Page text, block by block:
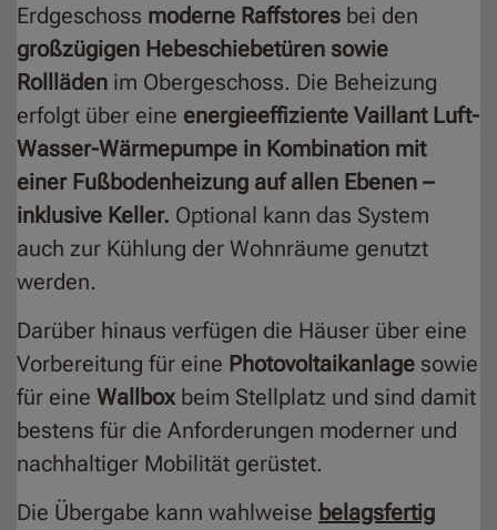
Erdgeschoss moderne Raffstores bei den
großzügigen Hebeschiebetüren sowie
Rollläden im Obergeschoss. Die Beheizung
erfolgt über eine energieeffiziente Vaillant Luft-
Wasser-Wärmepumpe in Kombination mit
einer Fußbodenheizung auf allen Ebenen –
inklusive Keller. Optional kann das System
auch zur Kühlung der Wohnräume genutzt
werden.
Darüber hinaus verfügen die Häuser über eine
Vorbereitung für eine Photovoltaikanlage sowie
für eine Wallbox beim Stellplatz und sind damit
bestens für die Anforderungen moderner und
nachhaltiger Mobilität gerüstet.
Die Übergabe kann wahlweise belagsfertig